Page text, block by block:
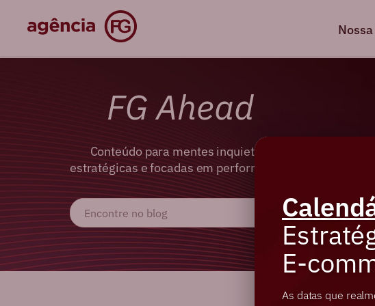
FG Ahead
Conteúdo para mentes inquietas,
estratégicas e focadas em performance.
E-
As datas que